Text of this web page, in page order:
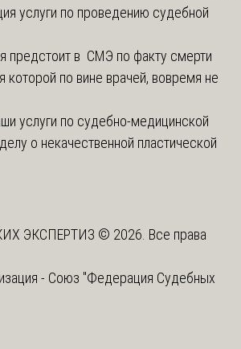
услуги по проведению судебной
предстоит в СМЭ по факту смерти
по вине врачей, вовремя не
услуги по судебно-медицинской
о некачественной пластической
ЭКСПЕРТИЗ © 2026. Все права
- Союз "Федерация Судебных